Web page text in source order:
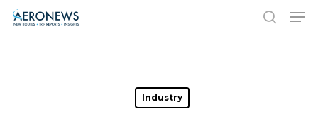
Hit enter to search or ESC to close
Industry